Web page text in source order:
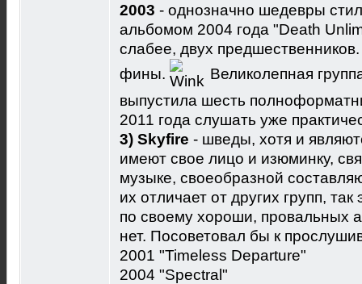
2003 - однозначно шедевры
альбомом 2004 года "Death
слабее, двух
фины.
Великолепная
выпустила шесть
2011 года слушать уже
3) Skyfire - шведы, хотя и
имеют свое лицо и изюминку,
музыке, своеобразной
их отличает от других групп,
по своему хороши, провальных
нет. Посоветовал бы к
2001 "Timeless Departure"
2004 "Spectral"